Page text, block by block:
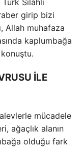
Türk Silahlı
girip bizi
Allah muhafaza
kaplumbağa
konuştu.
İLE
mücadele
ağaçlık alanın
olduğu fark